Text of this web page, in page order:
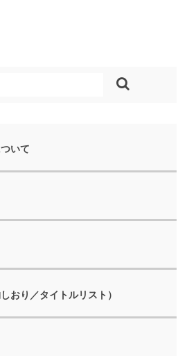
いて
おり／タイトルリスト）